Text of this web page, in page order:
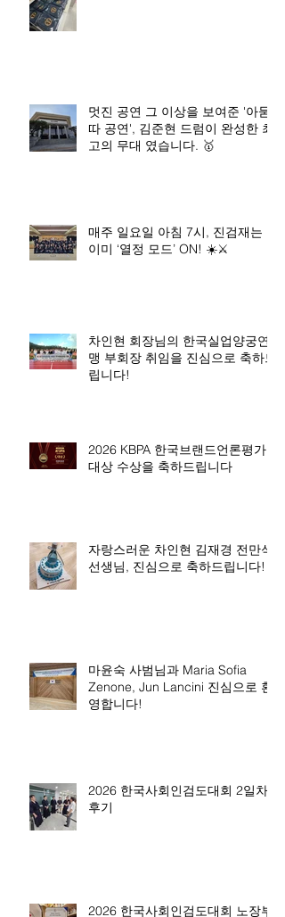
멋진 공연 그 이상을 보여준 '아묻
따 공연', 김준현 드럼이 완성한 최
고의 무대 였습니다. 🥇
매주 일요일 아침 7시, 진검재는
이미 ‘열정 모드’ ON! ☀️⚔️
차인현 회장님의 한국실업양궁연
맹 부회장 취임을 진심으로 축하드
립니다!
2026 KBPA 한국브랜드언론평가
대상 수상을 축하드립니다
자랑스러운 차인현 김재경 전만석
선생님, 진심으로 축하드립니다!
마윤숙 사범님과 Maria Sofia
Zenone, Jun Lancini 진심으로 환
영합니다!
2026 한국사회인검도대회 2일차
후기
2026 한국사회인검도대회 노장부